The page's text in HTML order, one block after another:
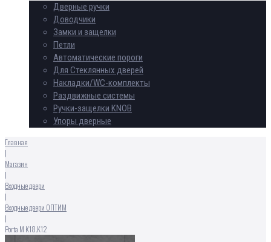
Дверные ручки
Доводчики
Замки и защелки
Петли
Автоматические пороги
Для Стеклянных дверей
Накладки/WC-комплекты
Раздвижные системы
Ручки-защелки KNOB
Упоры дверные
Главная
|
Магазин
|
Входные двери
|
Входные двери ОПТИМ
|
Porta M К18.K12